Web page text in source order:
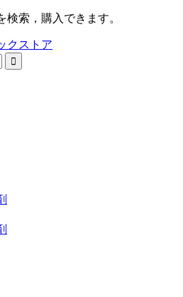
検索，購入できます。
クストア